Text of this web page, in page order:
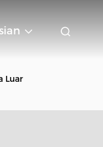
Luar